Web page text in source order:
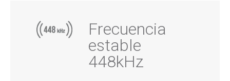
Frecuencia
estable
448kHz